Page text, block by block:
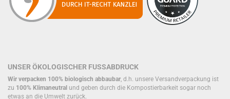
UNSER ÖKOLOGISCHER FUSSABDRUCK
Wir verpacken 100% biologisch abbaubar, d.h. unsere Versandverpackung ist
zu 100% Klimaneutral und geben durch die Kompostierbarkeit sogar noch
etwas an die Umwelt zurück.